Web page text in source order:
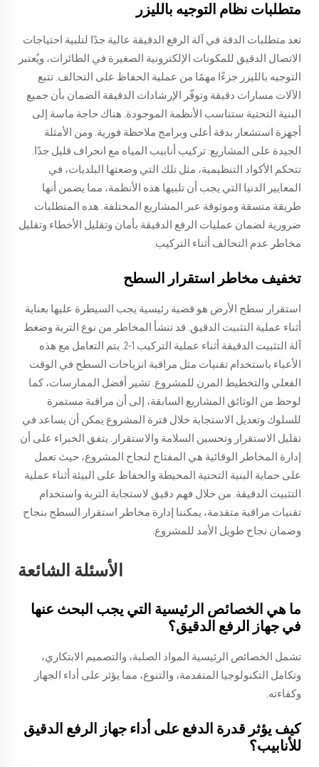
متطلبات نظام التوجيه بالليزر
تعد متطلبات الدقة في آلة الرفع الدقيقة عالية جدًا لتلبية احتياجات
الاتصال الدقيق للمكونات الإلكترونية الصغيرة في الطائرات، ويُعتبر
التوجيه بالليزر جزءًا مهمًا من عملية الحفاظ على التحالف. تتبع
الآلات مسارات دقيقة وتوفّر الإرشادات الدقيقة الضمان بأن جميع
البنية التحتية ستناسب الأنظمة الموجودة. هناك حاجة ماسة إلى
أجهزة استشعار بدقة أعلى وبرامج ملاحظة فورية. ومن الأمثلة
الجيدة على المشاريع: تركيب أنابيب المياه مع انحراف قليل جدًا.
تتحكم الأكواد التنظيمية، مثل تلك التي وضعتها البلديات، في
المعايير الدنيا التي يجب أن تلبيها هذه الأنظمة، مما يضمن أنها
طريقة متسقة وموثوقة عبر المشاريع المختلفة. هذه المتطلبات
ضرورية لضمان عمليات الرفع الدقيقة بأمان وتقليل الأخطاء وتقليل
مخاطر عدم التحالف أثناء التركيب.
تخفيف مخاطر استقرار السطح
استقرار سطح الأرض هو قضية رئيسية يجب السيطرة عليها بعناية
أثناء عملية التثبيت الدقيق. قد تنشأ المخاطر من نوع التربة وضغط
آلة التثبيت الدقيقة أثناء عملية التركيب 1-2. يتم التعامل مع هذه
الأعباء باستخدام تقنيات مثل مراقبة انزياحات السطح في الوقت
الفعلي والتخطيط المرن للمشروع. تشير أفضل الممارسات، كما
لوحظ من الوثائق المشاريع السابقة، إلى أن مراقبة مستمرة
للسلوك وتعديل الاستجابة خلال فترة المشروع يمكن أن يساعد في
تقليل الاستقرار وتحسين السلامة والاستقرار. يتفق الخبراء على أن
إدارة المخاطر الوقائية هي المفتاح لنجاح المشروع، حيث تعمل
على حماية البنية التحتية المحيطة والحفاظ على البيئة أثناء عملية
التثبيت الدقيقة. من خلال فهم دقيق لاستجابة التربة واستخدام
تقنيات مراقبة متقدمة، يمكننا إدارة مخاطر استقرار السطح بنجاح
وضمان نجاح طويل الأمد للمشروع.
الأسئلة الشائعة
ما هي الخصائص الرئيسية التي يجب البحث عنها
في جهاز الرفع الدقيق؟
تشمل الخصائص الرئيسية المواد الصلبة، والتصميم الابتكاري،
وتكامل التكنولوجيا المتقدمة، والتنوع، مما يؤثر على أداء الجهاز
وكفاءته.
كيف يؤثر قدرة الدفع على أداء جهاز الرفع الدقيق
للأنابيب؟